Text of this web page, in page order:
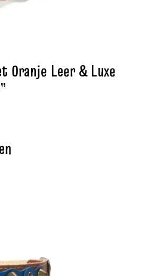
Oranje Leer & Luxe